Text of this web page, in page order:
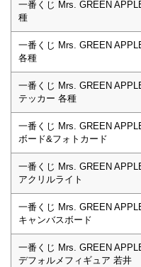
一番くじ Mrs. GREEN
種
一番くじ Mrs. GREEN
各種
一番くじ Mrs. GREEN
テッカー 各種
一番くじ Mrs. GREEN
ボード&フォトカード
一番くじ Mrs. GREEN
アクリルライト
一番くじ Mrs. GREEN
キャンバスボード
一番くじ Mrs. GREEN
デフォルメフィギュア 若井